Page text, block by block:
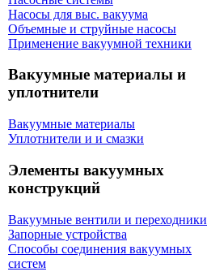
Насосы для выс. вакуума
Объемные и струйные насосы
Применение вакуумной техники
Вакуумные материалы и
уплотнители
Вакуумные материалы
Уплотнители и и смазки
Элементы вакуумных
конструкций
Вакуумные вентили и переходники
Запорные устройства
Способы соединения вакуумных
систем